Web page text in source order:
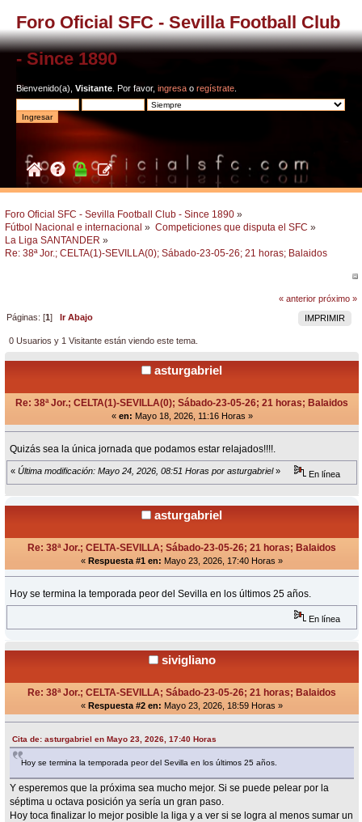
Foro Oficial SFC - Sevilla Football Club
- Since 1890
Bienvenido(a), Visitante . Por favor, ingresa o regístrate
Foro Oficial SFC - Sevilla Football Club - Since 1890 »
Fútbol Nacional e internacional » Competiciones que disputa el SFC »
La Liga SANTANDER »
Re: 38ª Jor.; CELTA(1)-SEVILLA(0); Sábado-23-05-26; 21 horas; Balaidos
« anterior próximo »
IMPRIMIR
Páginas: [1]Ir Abajo
0 Usuarios y 1 Visitante están viendo este tema.
asturgabriel
Re: 38ª Jor.; CELTA(1)-SEVILLA(0); Sábado-23-05-26; 21 horas; Balaidos
« en: Mayo 18, 2026, 11:16 Horas »
Quizás sea la única jornada que podamos estar relajados!!!!.
« Última modificación: Mayo 24, 2026, 08:51 Horas por asturgabriel» En línea
asturgabriel
Re: 38ª Jor.; CELTA-SEVILLA; Sábado-23-05-26; 21 horas; Balaidos
« Respuesta #1 en: Mayo 23, 2026, 17:40 Horas »
Hoy se termina la temporada peor del Sevilla en los últimos 25 años.
En línea
sivigliano
Re: 38ª Jor.; CELTA-SEVILLA; Sábado-23-05-26; 21 horas; Balaidos
« Respuesta #2 en: Mayo 23, 2026, 18:59 Horas »
Cita de: asturgabriel en Mayo 23, 2026, 17:40 Horas
Hoy se termina la temporada peor del Sevilla en los últimos 25 años.
Y esperemos que la próxima sea mucho mejor. Si se puede pelear por la
séptima u octava posición ya sería un gran paso.
Hoy toca finalizar lo mejor posible la liga y a ver si se logra al menos sumar un